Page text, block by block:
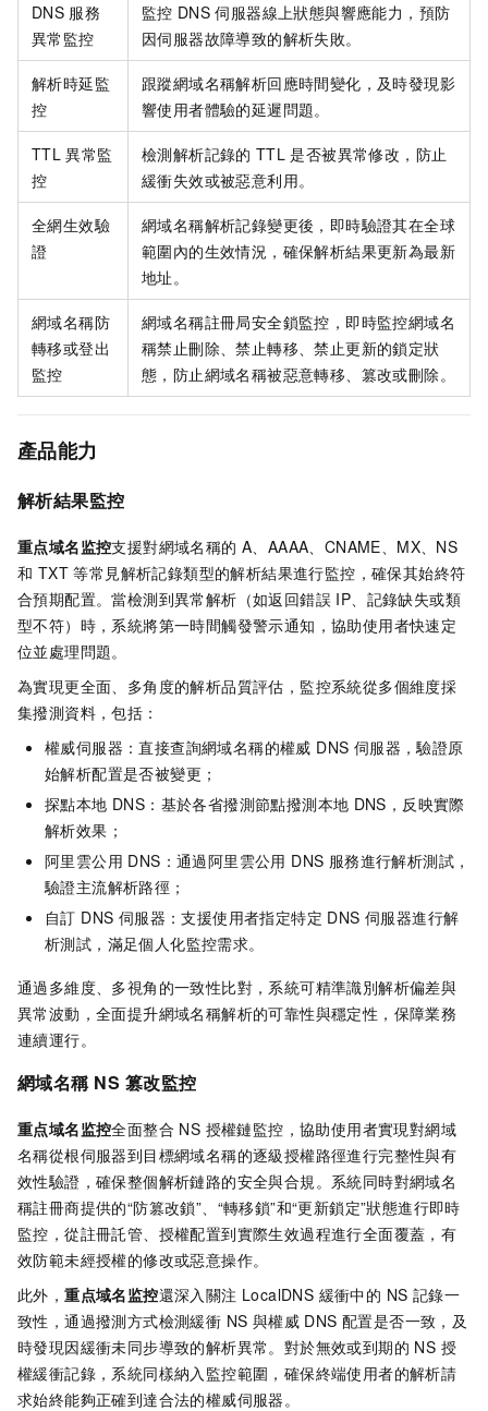
DNS 服務
異常監控
監控 DNS 伺服器線上狀態與響應能力，預防
因伺服器故障導致的解析失敗。
解析時延監
控
跟蹤網域名稱解析回應時間變化，及時發現影
響使用者體驗的延遲問題。
TTL 異常監
控
檢測解析記錄的 TTL 是否被異常修改，防止
緩衝失效或被惡意利用。
全網生效驗
證
網域名稱解析記錄變更後，即時驗證其在全球
範圍內的生效情況，確保解析結果更新為最新
地址。
網域名稱防
轉移或登出
監控
網域名稱註冊局安全鎖監控，即時監控網域名
稱禁止刪除、禁止轉移、禁止更新的鎖定狀
態，防止網域名稱被惡意轉移、篡改或刪除。
產品能力
解析結果監控
重点域名监控支援對網域名稱的 A、AAAA、CNAME、MX、NS
和 TXT 等常見解析記錄類型的解析結果進行監控，確保其始終符
合預期配置。當檢測到異常解析（如返回錯誤 IP、記錄缺失或類
型不符）時，系統將第一時間觸發警示通知，協助使用者快速定
位並處理問題。
為實現更全面、多角度的解析品質評估，監控系統從多個維度採
集撥測資料，包括：
權威伺服器：直接查詢網域名稱的權威 DNS 伺服器，驗證原
始解析配置是否被變更；
探點本地 DNS：基於各省撥測節點撥測本地 DNS，反映實際
解析效果；
阿里雲公用 DNS：通過阿里雲公用 DNS 服務進行解析測試，
驗證主流解析路徑；
自訂 DNS 伺服器：支援使用者指定特定 DNS 伺服器進行解
析測試，滿足個人化監控需求。
通過多維度、多視角的一致性比對，系統可精準識別解析偏差與
異常波動，全面提升網域名稱解析的可靠性與穩定性，保障業務
連續運行。
網域名稱 NS 篡改監控
重点域名监控全面整合 NS 授權鏈監控，協助使用者實現對網域
名稱從根伺服器到目標網域名稱的逐級授權路徑進行完整性與有
效性驗證，確保整個解析鏈路的安全與合規。系統同時對網域名
稱註冊商提供的“防篡改鎖”、“轉移鎖”和“更新鎖定”狀態進行即時
監控，從註冊託管、授權配置到實際生效過程進行全面覆蓋，有
效防範未經授權的修改或惡意操作。
此外，重点域名监控還深入關注 LocalDNS 緩衝中的 NS 記錄一
致性，通過撥測方式檢測緩衝 NS 與權威 DNS 配置是否一致，及
時發現因緩衝未同步導致的解析異常。對於無效或到期的 NS 授
權緩衝記錄，系統同樣納入監控範圍，確保終端使用者的解析請
求始終能夠正確到達合法的權威伺服器。